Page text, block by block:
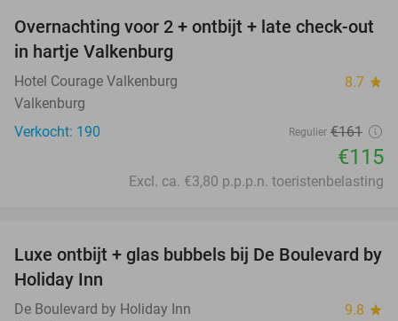
29%
Overnachting voor 2 + ontbijt + late check-out
in hartje Valkenburg
Hotel Courage Valkenburg 8.7 star
Valkenburg
Verkocht: 190
Regulier €161
€115
Excl. ca. €3,80 p.p.p.n. toeristenbelasting
35%
Luxe ontbijt + glas bubbels bij De Boulevard by
Holiday Inn
De Boulevard by Holiday Inn 9.8 star